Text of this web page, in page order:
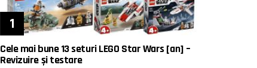
Cele mai bune 13 seturi LEGO Star Wars [an] –
Revizuire și testare